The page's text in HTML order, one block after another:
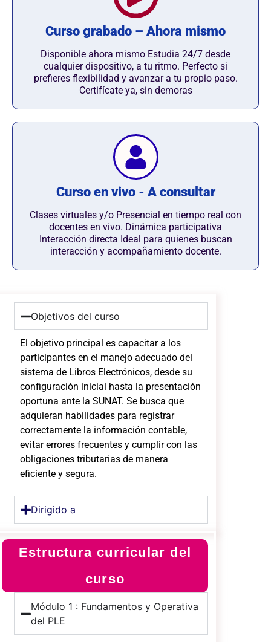
Curso grabado – Ahora mismo
Disponible ahora mismo Estudia 24/7 desde
cualquier dispositivo, a tu ritmo. Perfecto si
prefieres flexibilidad y avanzar a tu propio paso.
Certifícate ya, sin demoras
Curso en vivo - A consultar
Clases virtuales y/o Presencial en tiempo real con
docentes en vivo. Dinámica participativa
Interacción directa Ideal para quienes buscan
interacción y acompañamiento docente.
Objetivos del curso
El objetivo principal es capacitar a los
participantes en el manejo adecuado del
sistema de Libros Electrónicos, desde su
configuración inicial hasta la presentación
oportuna ante la SUNAT. Se busca que
adquieran habilidades para registrar
correctamente la información contable,
evitar errores frecuentes y cumplir con las
obligaciones tributarias de manera
eficiente y segura.
Dirigido a
Estructura curricular del
curso
Módulo 1 : Fundamentos y Operativa
del PLE